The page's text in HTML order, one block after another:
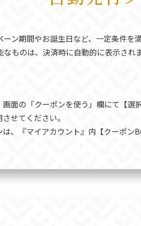
ーン期間やお誕生日など、一定条件を
なものは、決済時に自動的に表示されま
画面の「クーポンを使う」欄にて【
せてください。
、『マイアカウント』内【クーポン